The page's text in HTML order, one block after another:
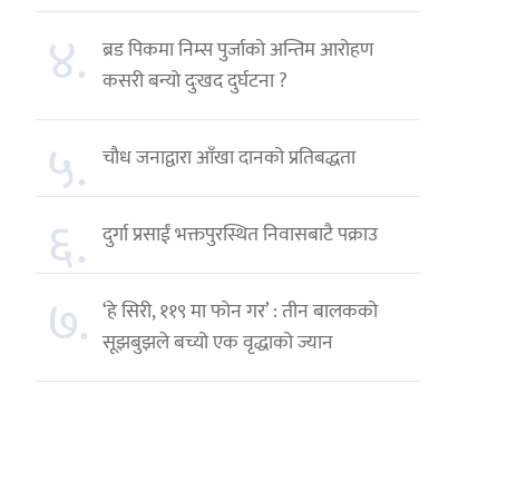
४. ब्रड पिकमा निम्स पुर्जाको अन्तिम आरोहण
कसरी बन्यो दुःखद दुर्घटना ?
५. चौध जनाद्वारा आँखा दानको प्रतिबद्धता
६. दुर्गा प्रसाईं भक्तपुरस्थित निवासबाटै पक्राउ
७. ‘हे सिरी, ११९ मा फोन गर’ : तीन बालकको
सूझबुझले बच्यो एक वृद्धाको ज्यान